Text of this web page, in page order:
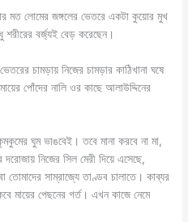
মত লোমের জঙ্গলের ভেতরে একটা কুয়োর মুখ
বর্জ্যই বেড় করেছেন।
চামড়ায় নিজের চামড়ার কাঠিখানা ঘষে
পোঁদের নালি ওর কাছে আলাউদ্দিনের
ঘুম ভাঙবেই। তবে মানা করবে না মা,
নিজের সিল মেরী দিয়ে এসেছে,
সাম্রাজ্যে তাণ্ডব চালাতে। কাব্যর
মায়ের পেছনের গর্ত। এখন কাজে নেমে